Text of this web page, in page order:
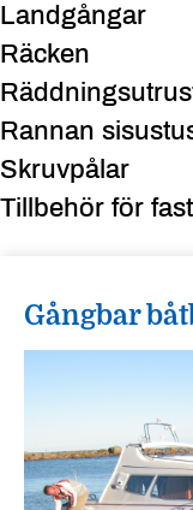
Landgångar
Räcken
Rannan
Skruvpålar
Tillbehör för
Gångbar